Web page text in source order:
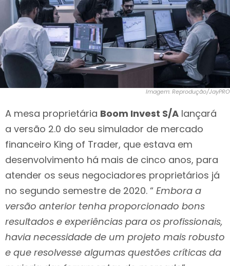
Imagem: Reprodução/JayPRO
A mesa proprietária Boom Invest S/A lançará
a versão 2.0 do seu simulador de mercado
financeiro King of Trader, que estava em
desenvolvimento há mais de cinco anos, para
atender os seus negociadores proprietários já
no segundo semestre de 2020. “ Embora a
versão anterior tenha proporcionado bons
resultados e experiências para os profissionais,
havia necessidade de um projeto mais robusto
e que resolvesse algumas questões críticas da